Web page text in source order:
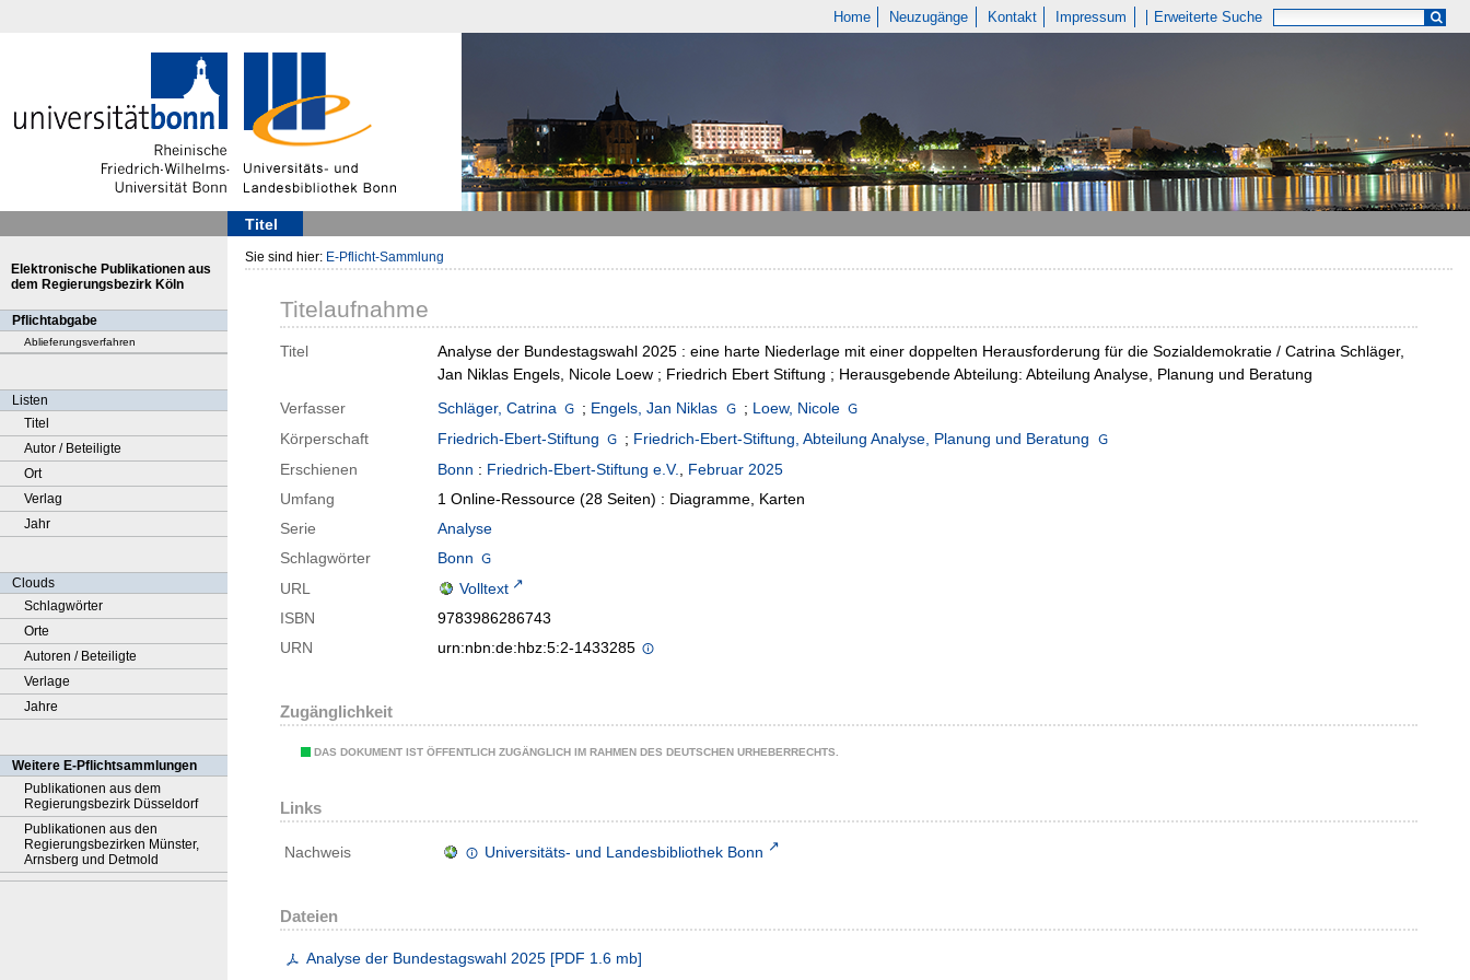
Home Neuzugänge Kontakt Impressum Erweiterte Suche
Titel
Elektronische Publikationen aus
dem Regierungsbezirk Köln
Pflichtabgabe
Ablieferungsverfahren
Listen
Titel
Autor / Beteiligte
Ort
Verlag
Jahr
Clouds
Schlagwörter
Orte
Autoren / Beteiligte
Verlage
Jahre
Weitere E-Pflichtsammlungen
Publikationen aus dem
Regierungsbezirk Düsseldorf
Publikationen aus den
Regierungsbezirken Münster,
Arnsberg und Detmold
Sie sind hier: E-Pflicht-Sammlung
Titelaufnahme
Titel
Analyse der Bundestagswahl 2025 : eine harte Niederlage mit einer doppelten Herausforderung für die Sozialdemokratie / Catrina Schläger,
Jan Niklas Engels, Nicole Loew ; Friedrich Ebert Stiftung ; Herausgebende Abteilung: Abteilung Analyse, Planung und Beratung
Verfasser
Schläger, Catrina ; Engels, Jan Niklas ; Loew, Nicole
Körperschaft
Friedrich-Ebert-Stiftung ; Friedrich-Ebert-Stiftung, Abteilung Analyse, Planung und Beratung
Erschienen
Bonn : Friedrich-Ebert-Stiftung e.V., Februar 2025
Umfang
1 Online-Ressource (28 Seiten) : Diagramme, Karten
Serie
Analyse
Schlagwörter
Bonn
URL
Volltext
ISBN
9783986286743
URN
urn:nbn:de:hbz:5:2-1433285
Zugänglichkeit
DAS DOKUMENT IST ÖFFENTLICH ZUGÄNGLICH IM RAHMEN DES DEUTSCHEN URHEBERRECHTS.
Links
Nachweis Universitäts- und Landesbibliothek Bonn
Dateien
Analyse der Bundestagswahl 2025 [PDF 1.6 mb]